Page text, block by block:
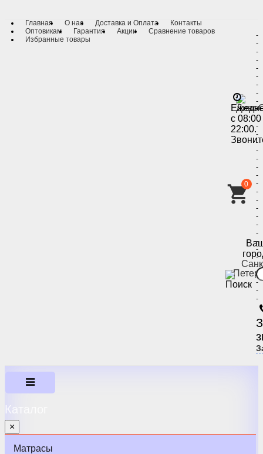
Главная О нас Доставка и Оплата
Контакты
Оптовикам
Гарантия Акции
Сравнение товаров
Избранные товары
с
22:00.
-
-
-
-
-
-
-
-
-
-
-
-
-
-
-
-
-
-
-
-
-
-
-
-
-
-
-
-
-
-
-
-
-
0
Каталог
×
Матрасы